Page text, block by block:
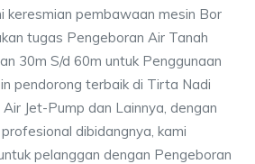
keresmian pembawaan mesin Bor
tugas Pengeboran Air Tanah
30m S/d 60m untuk Penggunaan
pendorong terbaik di Tirta Nadi
Jet-Pump dan Lainnya, dengan
dibidangnya, kami
pelanggan dengan Pengeboran